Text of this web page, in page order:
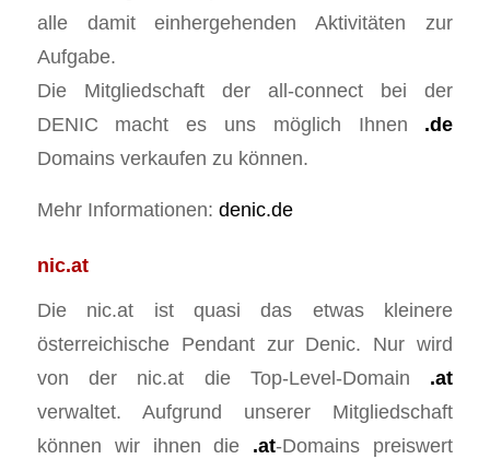
alle damit einhergehenden Aktivitäten zur
Aufgabe.
Die Mitgliedschaft der all-connect bei der
DENIC macht es uns möglich Ihnen .de
Domains verkaufen zu können.
Mehr Informationen: denic.de
nic.at
Die nic.at ist quasi das etwas kleinere
österreichische Pendant zur Denic. Nur wird
von der nic.at die Top-Level-Domain .at
verwaltet. Aufgrund unserer Mitgliedschaft
können wir ihnen die .at-Domains preiswert